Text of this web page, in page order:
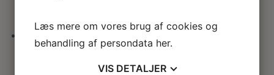
til
270.00kr.
Læs mere om vores brug af cookies og
behandling af persondata her.
VIS DETALJER